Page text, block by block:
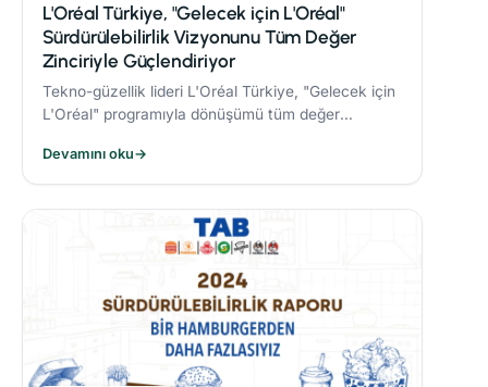
L'Oréal Türkiye, "Gelecek için L'Oréal"
Sürdürülebilirlik Vizyonunu Tüm Değer
Zinciriyle Güçlendiriyor
Tekno-güzellik lideri L'Oréal Türkiye, "Gelecek için
L'Oréal" programıyla dönüşümü tüm değer
Devamını oku→